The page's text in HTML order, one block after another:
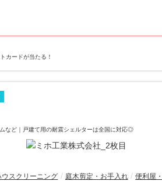
カードが当たる！
など｜戸建て用の耐震シェルターは全国に対応◎
ウスクリーニング 庭木剪定・お手入れ
便利屋